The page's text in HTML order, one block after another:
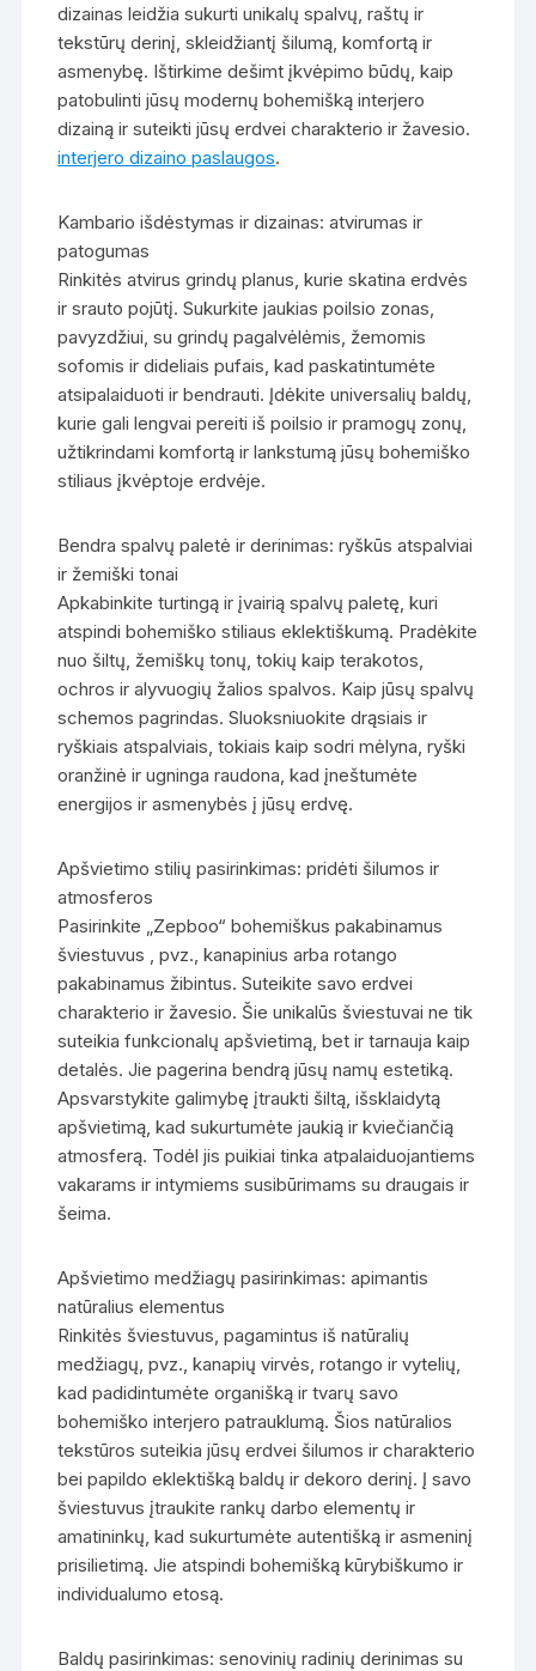
dizainas leidžia sukurti unikalų spalvų, raštų ir
tekstūrų derinį, skleidžiantį šilumą, komfortą ir
asmenybę. Ištirkime dešimt įkvėpimo būdų, kaip
patobulinti jūsų modernų bohemišką interjero
dizainą ir suteikti jūsų erdvei charakterio ir žavesio.
interjero dizaino paslaugos.
Kambario išdėstymas ir dizainas: atvirumas ir
patogumas
Rinkitės atvirus grindų planus, kurie skatina erdvės
ir srauto pojūtį. Sukurkite jaukias poilsio zonas,
pavyzdžiui, su grindų pagalvėlėmis, žemomis
sofomis ir dideliais pufais, kad paskatintumėte
atsipalaiduoti ir bendrauti. Įdėkite universalių baldų,
kurie gali lengvai pereiti iš poilsio ir pramogų zonų,
užtikrindami komfortą ir lankstumą jūsų bohemiško
stiliaus įkvėptoje erdvėje.
Bendra spalvų paletė ir derinimas: ryškūs atspalviai
ir žemiški tonai
Apkabinkite turtingą ir įvairią spalvų paletę, kuri
atspindi bohemiško stiliaus eklektiškumą. Pradėkite
nuo šiltų, žemiškų tonų, tokių kaip terakotos,
ochros ir alyvuogių žalios spalvos. Kaip jūsų spalvų
schemos pagrindas. Sluoksniuokite drąsiais ir
ryškiais atspalviais, tokiais kaip sodri mėlyna, ryški
oranžinė ir ugninga raudona, kad įneštumėte
energijos ir asmenybės į jūsų erdvę.
Apšvietimo stilių pasirinkimas: pridėti šilumos ir
atmosferos
Pasirinkite „Zepboo“ bohemiškus pakabinamus
šviestuvus , pvz., kanapinius arba rotango
pakabinamus žibintus. Suteikite savo erdvei
charakterio ir žavesio. Šie unikalūs šviestuvai ne tik
suteikia funkcionalų apšvietimą, bet ir tarnauja kaip
detalės. Jie pagerina bendrą jūsų namų estetiką.
Apsvarstykite galimybę įtraukti šiltą, išsklaidytą
apšvietimą, kad sukurtumėte jaukią ir kviečiančią
atmosferą. Todėl jis puikiai tinka atpalaiduojantiems
vakarams ir intymiems susibūrimams su draugais ir
šeima.
Apšvietimo medžiagų pasirinkimas: apimantis
natūralius elementus
Rinkitės šviestuvus, pagamintus iš natūralių
medžiagų, pvz., kanapių virvės, rotango ir vytelių,
kad padidintumėte organišką ir tvarų savo
bohemiško interjero patrauklumą. Šios natūralios
tekstūros suteikia jūsų erdvei šilumos ir charakterio
bei papildo eklektišką baldų ir dekoro derinį. Į savo
šviestuvus įtraukite rankų darbo elementų ir
amatininkų, kad sukurtumėte autentišką ir asmeninį
prisilietimą. Jie atspindi bohemišką kūrybiškumo ir
individualumo etosą.
Baldų pasirinkimas: senovinių radinių derinimas su